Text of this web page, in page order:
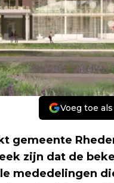
Voeg toe
gemeente
zijn dat de
mededelingen